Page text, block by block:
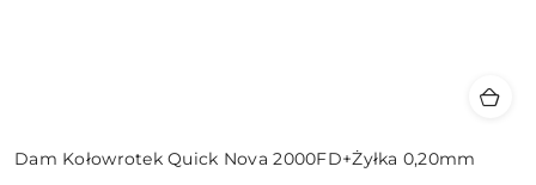
Dam Kołowrotek Quick Nova 2000FD+Żyłka 0,20mm